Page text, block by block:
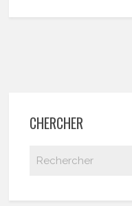
CHERCHER